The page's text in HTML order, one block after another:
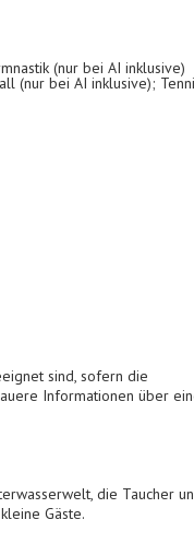
(nur bei AI inklusive)
(nur bei AI inklusive);
sind, sofern die
Informationen über
die Taucher
Gäste.